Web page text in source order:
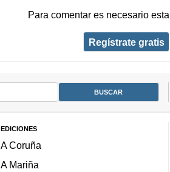
Para comentar es necesario
Regístrate gratis
EDICIONES
A Coruña
A Mariña